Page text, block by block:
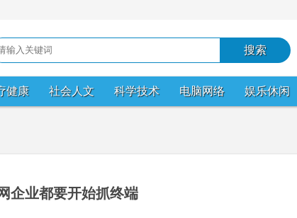
健康 社会人文 科学技术 电脑网络 娱乐休闲
企业都要开始抓终端